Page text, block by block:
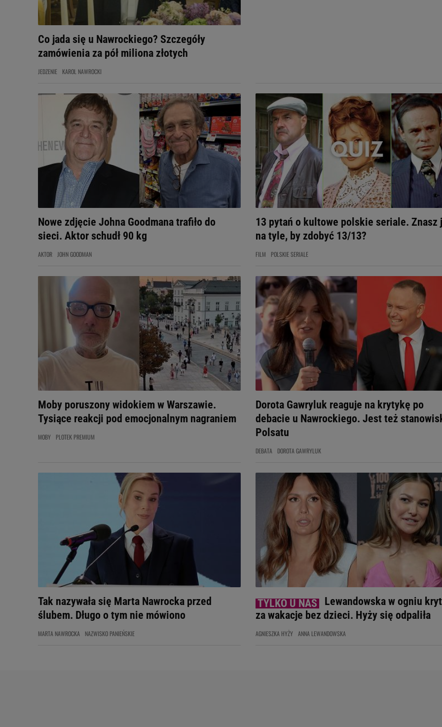
Co jada się u Nawrockiego? Szczegóły
zamówienia za pół miliona złotych
JEDZENIE KAROL NAWROCKI
Nowe zdjęcie Johna Goodmana trafiło do
sieci. Aktor schudł 90 kg
AKTOR JOHN GOODMAN
13 pytań o kultowe polskie seriale. Znasz
na tyle, by zdobyć 13/13?
FILM POLSKIE SERIALE
Moby poruszony widokiem w Warszawie.
Tysiące reakcji pod emocjonalnym nagraniem
MOBY PLOTEK PREMIUM
Dorota Gawryluk reaguje na krytykę po
debacie u Nawrockiego. Jest też
Polsatu
DEBATA DOROTA GAWRYLUK
Tak nazywała się Marta Nawrocka przed
ślubem. Długo o tym nie mówiono
MARTA NAWROCKA NAZWISKO PANIEŃSKIE
Lewandowska w ogniu
za wakacje bez dzieci. Hyży się odpaliła
AGNIESZKA HYŻY ANNA LEWANDOWSKA